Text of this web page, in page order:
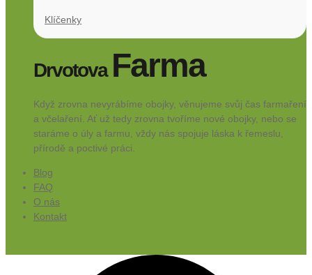
Klíčenky
Drvotova Farma
Když zrovna nevyrábíme obojky, věnujeme svůj čas farmaření
a včelaření. Ať už tedy zrovna tvoříme nové obojky, nebo se
staráme o úly a farmu, vždy nás spojuje láska k řemeslu,
přírodě a poctivé práci.
Blog
FAQ
O nás
Kontakt